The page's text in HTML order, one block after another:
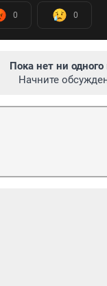
0 0
Пока нет ни
Начните